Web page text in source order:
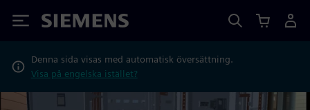
Siemens
Denna sida visas med automatisk översättning.
Visa på engelska istället?